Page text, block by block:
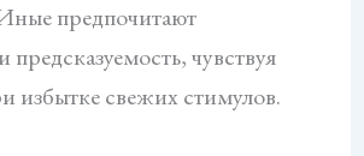
предпочитают
предсказуемость, чувствуя
избытке свежих стимулов.